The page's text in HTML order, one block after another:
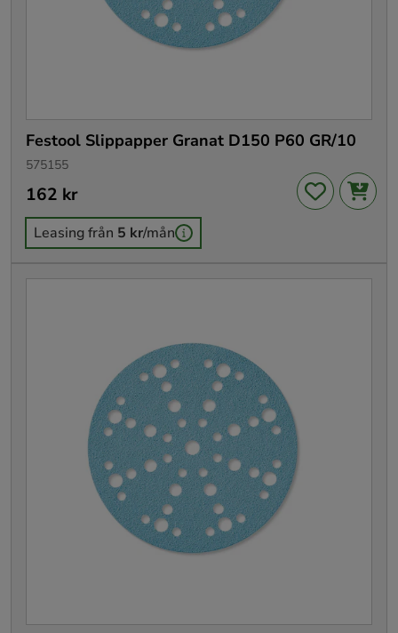
Festool Slippapper Granat D150 P60 GR/10
575155
Pris: 162 kr
162 kr
Leasing från 5 kr/mån